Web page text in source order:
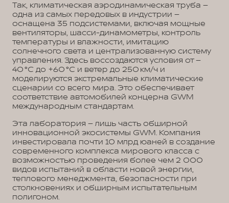
Так, климатическая аэродинамическая труба –
одна из самых передовых в индустрии –
оснащена 35 подсистемами, включая мощные
вентиляторы, шасси-динамометры, контроль
температуры и влажности, имитацию
солнечного света и централизованную систему
управления. Здесь воссоздаются условия от –
40 °C до +60 °C и ветер до 250 км/ч и
моделируются экстремальные климатические
сценарии со всего мира. Это обеспечивает
соответствие автомобилей концерна GWM
международным стандартам.
Эта лаборатория – лишь часть обширной
инновационной экосистемы GWM. Компания
инвестировала почти 10 млрд юаней в создание
современного комплекса мирового класса с
возможностью проведения более чем 2 000
видов испытаний в области новой энергии,
теплового менеджмента, безопасности при
столкновениях и обширным испытательным
полигоном.